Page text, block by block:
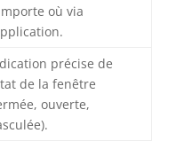
où via
précise de
de la fenêtre
ouverte,